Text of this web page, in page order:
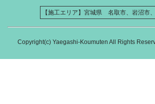
【施工エリア】宮城県 名取市、岩沼市
Copyright(c) Yaegashi-Koumuten All Rights